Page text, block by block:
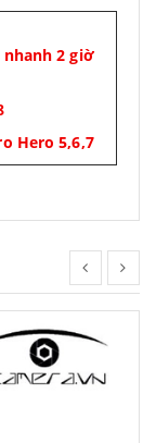
nhanh 2 giờ
Hero 5,6,7